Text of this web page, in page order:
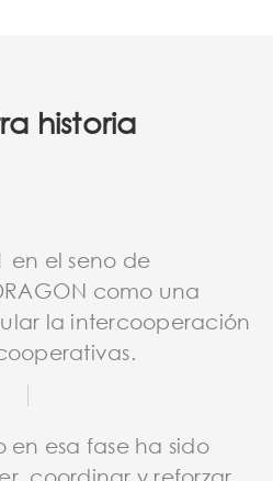
historia
en el seno de
como una
la intercooperación
en esa fase ha sido
coordinar y reforzar